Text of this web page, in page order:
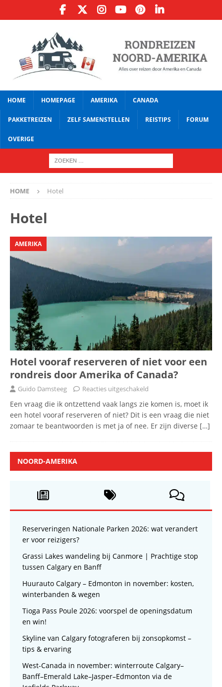
HOME HOMEPAGE AMERIKA CANADA
PAKKETREIZEN ZELF SAMENSTELLEN REISTIPS FORUM
OVERIGE
HOME Hotel
Hotel
AMERIKA
Hotel vooraf reserveren of niet voor een
rondreis door Amerika of Canada?
Guido Damsteeg Reacties uitgeschakeld
Een vraag die ik ontzettend vaak langs zie komen is, moet ik
een hotel vooraf reserveren of niet? Dit is een vraag die niet
zomaar te beantwoorden is met ja of nee. Er zijn diverse […]
NOORD-AMERIKA
Reserveringen Nationale Parken 2026: wat verandert
er voor reizigers?
Grassi Lakes wandeling bij Canmore | Prachtige stop
tussen Calgary en Banff
Huurauto Calgary – Edmonton in november: kosten,
winterbanden & wegen
Tioga Pass Poule 2026: voorspel de openingsdatum
en win!
Skyline van Calgary fotograferen bij zonsopkomst –
tips & ervaring
West-Canada in november: winterroute Calgary–
Banff–Emerald Lake–Jasper–Edmonton via de